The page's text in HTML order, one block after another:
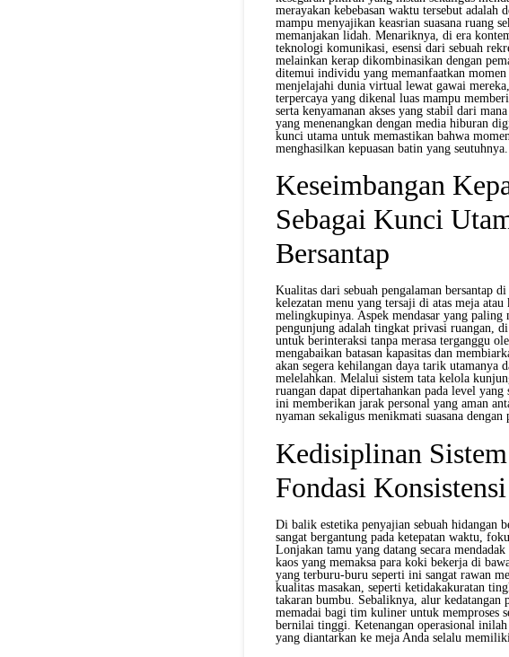
merayakan kebebasan waktu tersebut
mampu menyajikan keasrian suasana ruang
memanjakan lidah. Menariknya, di era
teknologi komunikasi, esensi dari sebuah
melainkan kerap dikombinasikan dengan
ditemui individu yang memanfaatkan
menjelajahi dunia virtual lewat gawai
terpercaya yang dikenal luas mampu
serta kenyamanan akses yang stabil dari
yang menenangkan dengan media hiburan
kunci utama untuk memastikan bahwa
menghasilkan kepuasan batin yang seutuhnya.
Keseimbangan
Sebagai Kunci
Bersantap
Kualitas dari sebuah pengalaman bersantap
kelezatan menu yang tersaji di atas meja
melingkupinya. Aspek mendasar yang paling
pengunjung adalah tingkat privasi ruangan,
untuk berinteraksi tanpa merasa terganggu
mengabaikan batasan kapasitas dan
akan segera kehilangan daya tarik utamanya
melelahkan. Melalui sistem tata kelola
ruangan dapat dipertahankan pada level
ini memberikan jarak personal yang aman
nyaman sekaligus menikmati suasana dengan
Kedisiplinan
Fondasi
Di balik estetika penyajian sebuah hidangan
sangat bergantung pada ketepatan waktu,
Lonjakan tamu yang datang secara
kaos yang memaksa para koki bekerja di
yang terburu-buru seperti ini sangat rawan
kualitas masakan, seperti ketidakakuratan
takaran bumbu. Sebaliknya, alur
memadai bagi tim kuliner untuk memproses
bernilai tinggi. Ketenangan operasional
yang diantarkan ke meja Anda selalu